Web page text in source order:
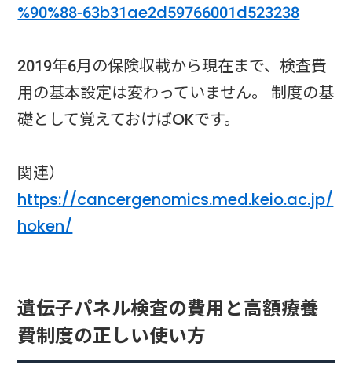
%90%88-63b31ae2d59766001d523238
2019年6月の保険収載から現在まで、検査費
用の基本設定は変わっていません。 制度の基
礎として覚えておけばOKです。
関連）
https://cancergenomics.med.keio.ac.jp/
hoken/
遺伝子パネル検査の費用と高額療養
費制度の正しい使い方